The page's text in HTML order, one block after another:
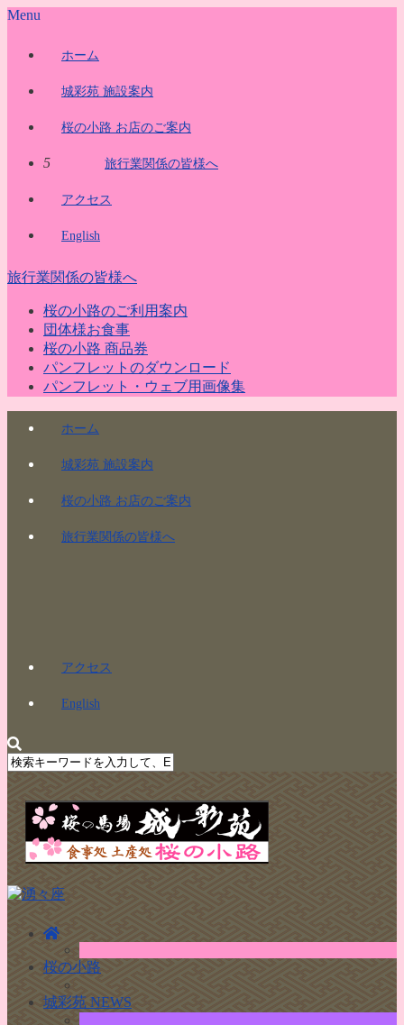
Menu
ホーム
城彩苑 施設案内
桜の小路 お店のご案内
5 旅行業関係の皆様へ
アクセス
English
旅行業関係の皆様へ
桜の小路のご利用案内
団体様お食事
桜の小路 商品券
パンフレットのダウンロード
パンフレット・ウェブ用画像集
ホーム
城彩苑 施設案内
桜の小路 お店のご案内
旅行業関係の皆様へ
アクセス
English
桜の小路
城彩苑 NEWS